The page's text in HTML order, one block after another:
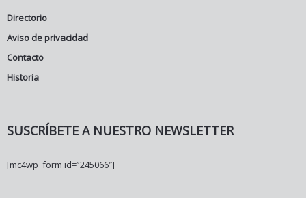
Directorio
Aviso de privacidad
Contacto
Historia
SUSCRÍBETE A NUESTRO NEWSLETTER
[mc4wp_form id=”245066″]